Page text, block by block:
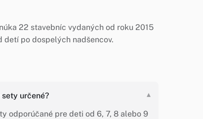
22 stavebníc vydaných od roku 2015
detí po dospelých nadšencov.
sety určené?
▾
odporúčané pre deti od 6, 7, 8 alebo 9